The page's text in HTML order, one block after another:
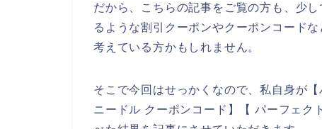
だから、こちらの記事をご覧の方も、少
るような割引クーポンやクーポンコード
考えている方かもしれません。
そこで今回はせっかくなので、私自身が
ニードル クーポンコード】【 パーフェク